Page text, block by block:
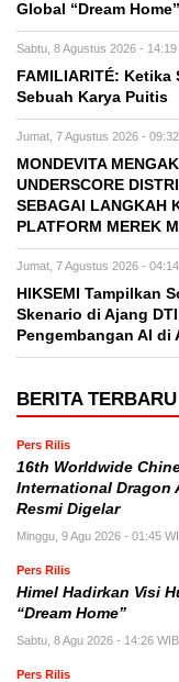
Global “Dream Home”
Sabtu, 8 Agustus 2026 - 14:19
FAMILIARITÉ:
Sebuah Karya Puitis
Jumat, 7 Agustus 2026 -
MONDEVITA
UNDERSCORE
SEBAGAI LANGKAH
PLATFORM MEREK
Jumat, 7 Agustus 2026 -
HIKSEMI Tampilkan
Skenario di Ajang
Pengembangan AI di
BERITA TERBARU
Pers Rilis
16th Worldwide
International Dragon
Resmi Digelar
Minggu, 9 Agu 2026 - 01:45
Pers Rilis
Himel Hadirkan Visi
“Dream Home”
Sabtu, 8 Agu 2026 - 14:26 WIB
Pers Rilis